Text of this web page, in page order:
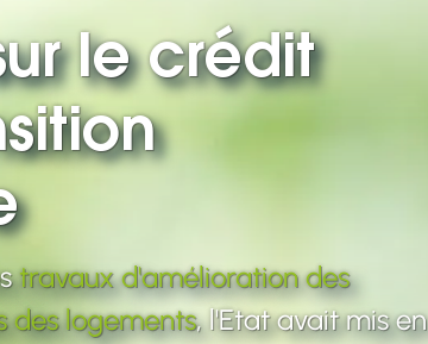
le crédit
travaux d'amélioration des
des logements, l'Etat avait mis en